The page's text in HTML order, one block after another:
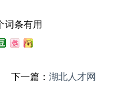
行沟通和面试。赶集网招聘平台
与求职服务，为企业和求职者搭
词条有用
下一篇： 湖北人才网